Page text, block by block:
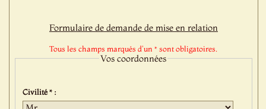
Formulaire de demande de mise en relation
Tous les champs marqués d'un * sont obligatoires.
Vos coordonnées
Civilité * :